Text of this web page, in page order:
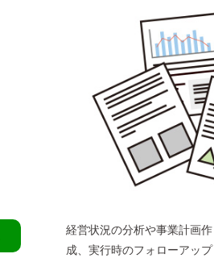
経営状況の分析や事業計画作
成、実行時のフォローアップ